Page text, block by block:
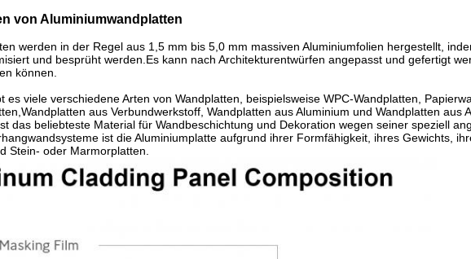
von Aluminiumwandplatten
werden in der Regel aus 1,5 mm bis 5,0 mm massiven Aluminiumfolien hergestellt,
und besprüht werden.Es kann nach Architekturentwürfen angepasst und gefertigt
können.
es viele verschiedene Arten von Wandplatten, beispielsweise WPC-Wandplatten,
aus Verbundwerkstoff, Wandplatten aus Aluminium und Wandplatten aus
das beliebteste Material für Wandbeschichtung und Dekoration wegen seiner speziell
ist die Aluminiumplatte aufgrund ihrer Formfähigkeit, ihres Gewichts,
Stein- oder Marmorplatten.